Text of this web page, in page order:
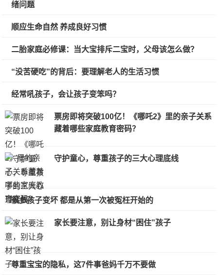
绪问题
顺应生命自然 养成良好习惯
二胎家庭必修课：当大宝排斥二宝时，父母该怎么做？
“没苦硬吃”的背后：要理解老人的生活习惯
经常吼孩子，会让孩子变笨吗？
票房即将突破100亿！《哪吒2》里的亲子关系
藏着哪些家庭教育密码？
守护童心，尊重孩子的三大心理底线
很多孩子变坏 都是从第一次被冤枉开始的
家长要注意，别让身材“困住”孩子
尊重宝宝的隐私，这7件事爸妈千万不要做